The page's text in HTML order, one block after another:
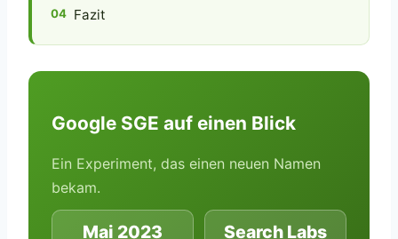
Fazit
Google SGE auf einen Blick
Ein Experiment, das einen neuen Namen
bekam.
Mai 2023 Search Labs